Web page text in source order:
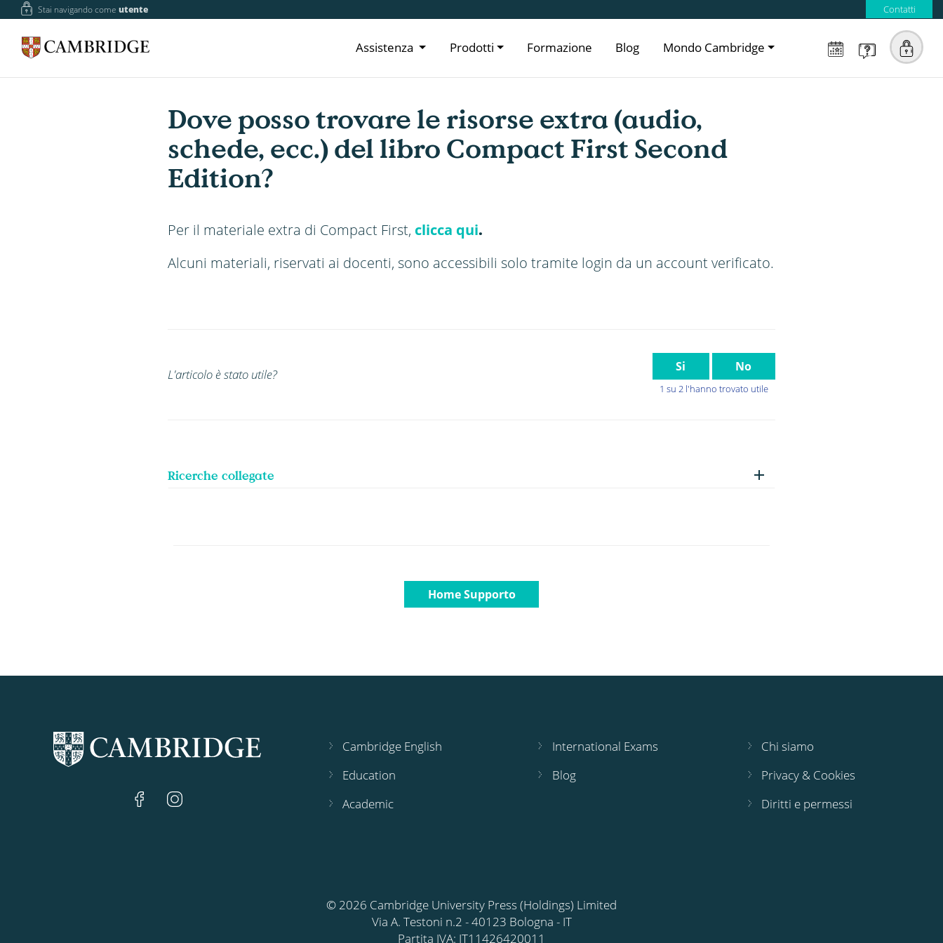
Stai navigando comeutente Contatti
Assistenza Prodotti Formazione Blog Mondo Cambridge
Dove posso trovare le risorse extra (audio,
schede, ecc.) del libro Compact First Second
Edition?
Per il materiale extra di Compact First, clicca qui.
Alcuni materiali, riservati ai docenti, sono accessibili solo tramite login da un account verificato.
L'articolo è stato utile? Si No
1 su 2 l'hanno trovato utile
Ricerche collegate
Home Supporto
Cambridge English
Education
Academic
International Exams
Blog
Chi siamo
Privacy & Cookies
Diritti e permessi
© 2026 Cambridge University Press (Holdings) Limited
Via A. Testoni n.2 - 40123 Bologna - IT
Partita IVA: IT11426420011